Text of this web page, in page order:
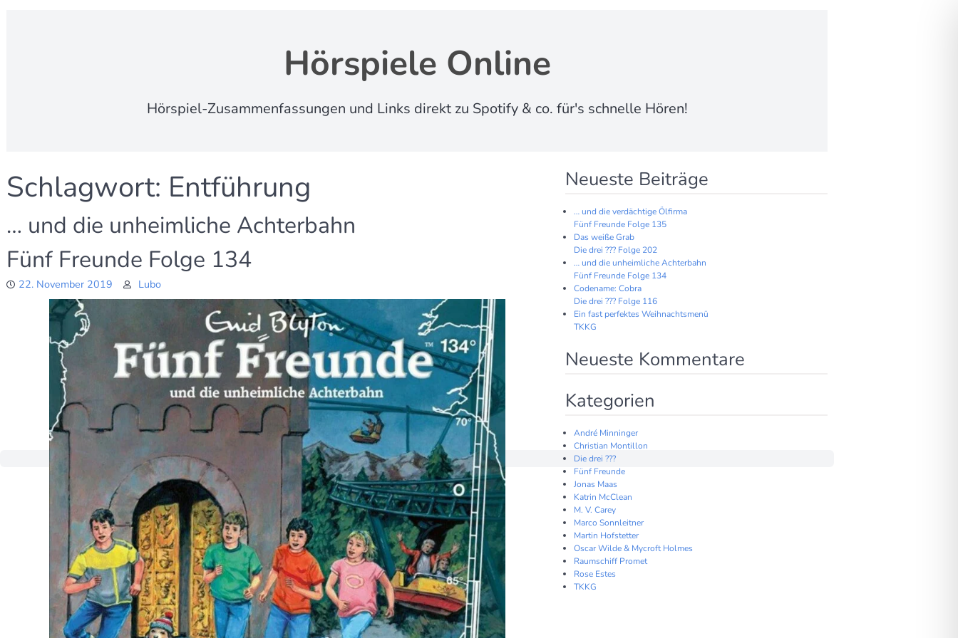
Hörspiele Online
Hörspiel-Zusammenfassungen und Links direkt zu Spotify & co. für's schnelle Hören!
Schlagwort: Entführung
… und die unheimliche Achterbahn
Fünf Freunde Folge 134
22. November 2019 Lubo
Neueste Beiträge
… und die verdächtige Ölfirma
Fünf Freunde Folge 135
Das weiße Grab
Die drei ??? Folge 202
… und die unheimliche Achterbahn
Fünf Freunde Folge 134
Codename: Cobra
Die drei ??? Folge 116
Ein fast perfektes Weihnachtsmenü
TKKG
Neueste Kommentare
Kategorien
André Minninger
Christian Montillon
Die drei ???
Fünf Freunde
Jonas Maas
Katrin McClean
M. V. Carey
Marco Sonnleitner
Martin Hofstetter
Oscar Wilde & Mycroft Holmes
Raumschiff Promet
Rose Estes
TKKG